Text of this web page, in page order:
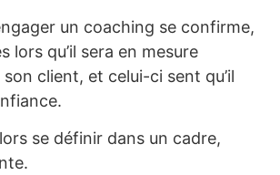
un coaching se confirme,
lors qu’il sera en mesure
son client, et celui-ci sent qu’il
se définir dans un cadre,